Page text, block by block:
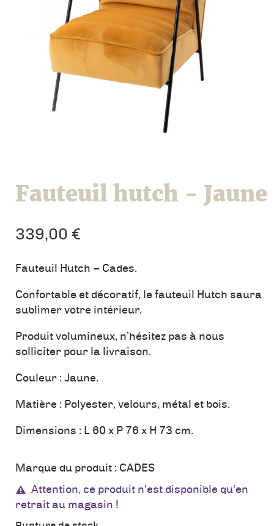
Fauteuil hutch - Jaune
339,00 €
Fauteuil Hutch – Cades.
Confortable et décoratif, le fauteuil Hutch saura
sublimer votre intérieur.
Produit volumineux, n’hésitez pas à nous
solliciter pour la livraison.
Couleur : Jaune.
Matière : Polyester, velours, métal et bois.
Dimensions : L 60 x P 76 x H 73 cm.
Marque du produit : CADES
Attention, ce produit n'est disponible qu'en
retrait au magasin !